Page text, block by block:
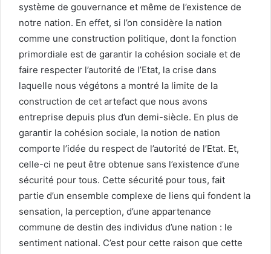
système de gouvernance et même de l’existence de
notre nation. En effet, si l’on considère la nation
comme une construction politique, dont la fonction
primordiale est de garantir la cohésion sociale et de
faire respecter l’autorité de l’Etat, la crise dans
laquelle nous végétons a montré la limite de la
construction de cet artefact que nous avons
entreprise depuis plus d’un demi-siècle. En plus de
garantir la cohésion sociale, la notion de nation
comporte l’idée du respect de l’autorité de l’Etat. Et,
celle-ci ne peut être obtenue sans l’existence d’une
sécurité pour tous. Cette sécurité pour tous, fait
partie d’un ensemble complexe de liens qui fondent la
sensation, la perception, d’une appartenance
commune de destin des individus d’une nation : le
sentiment national. C’est pour cette raison que cette